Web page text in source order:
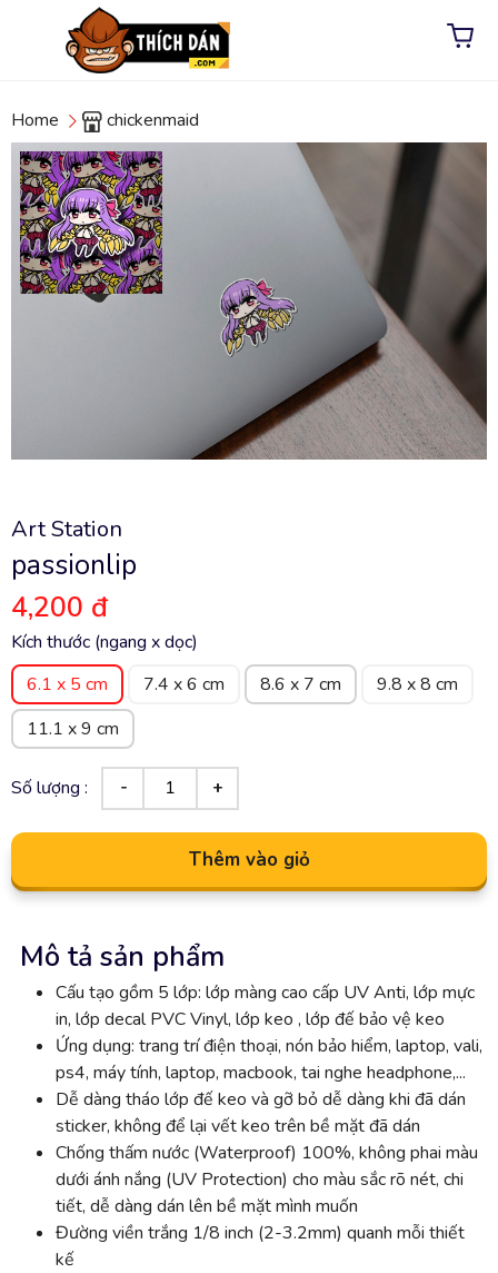
Home chickenmaid
Art Station
passionlip
4,200 đ
Kích thước (ngang x dọc)
6.1 x 5 cm
7.4 x 6 cm 8.6 x 7 cm
9.8 x 8 cm
11.1 x 9 cm
Số lượng :
Thêm vào giỏ
Mô tả sản phẩm
Cấu tạo gồm 5 lớp: lớp màng cao cấp UV Anti, lớp mực
in, lớp decal PVC Vinyl, lớp keo , lớp đế bảo vệ keo
Ứng dụng: trang trí điện thoại, nón bảo hiểm, laptop, vali,
ps4, máy tính, laptop, macbook, tai nghe headphone,...
Dễ dàng tháo lớp đế keo và gỡ bỏ dễ dàng khi đã dán
sticker, không để lại vết keo trên bề mặt đã dán
Chống thấm nước (Waterproof) 100%, không phai màu
dưới ánh nắng (UV Protection) cho màu sắc rõ nét, chi
tiết, dễ dàng dán lên bề mặt mình muốn
Đường viền trắng 1/8 inch (2-3.2mm) quanh mỗi thiết
kế